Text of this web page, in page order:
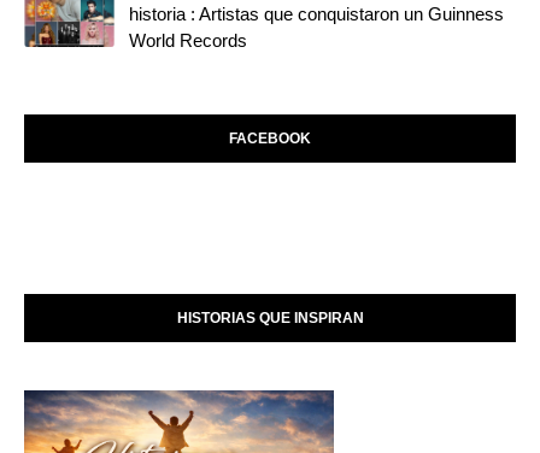
historia : Artistas que conquistaron un Guinness
World Records
FACEBOOK
HISTORIAS QUE INSPIRAN